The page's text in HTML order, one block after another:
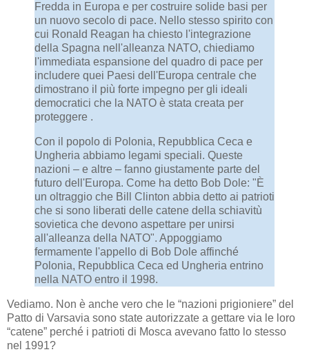
Fredda in Europa e per costruire solide basi per
un nuovo secolo di pace. Nello stesso spirito con
cui Ronald Reagan ha chiesto l'integrazione
della Spagna nell'alleanza NATO, chiediamo
l'immediata espansione del quadro di pace per
includere quei Paesi dell'Europa centrale che
dimostrano il più forte impegno per gli ideali
democratici che la NATO è stata creata per
proteggere .
Con il popolo di Polonia, Repubblica Ceca e
Ungheria abbiamo legami speciali. Queste
nazioni – e altre – fanno giustamente parte del
futuro dell'Europa. Come ha detto Bob Dole: "È
un oltraggio che Bill Clinton abbia detto ai patrioti
che si sono liberati delle catene della schiavitù
sovietica che devono aspettare per unirsi
all'alleanza della NATO". Appoggiamo
fermamente l'appello di Bob Dole affinché
Polonia, Repubblica Ceca ed Ungheria entrino
nella NATO entro il 1998.
Vediamo. Non è anche vero che le “nazioni prigioniere” del
Patto di Varsavia sono state autorizzate a gettare via le loro
“catene” perché i patrioti di Mosca avevano fatto lo stesso
nel 1991?